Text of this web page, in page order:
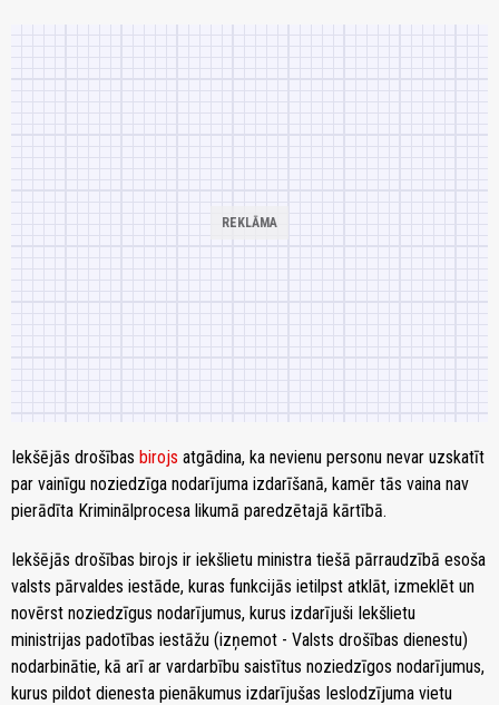
Iekšējās drošības birojs atgādina, ka nevienu personu nevar uzskatīt
par vainīgu noziedzīga nodarījuma izdarīšanā, kamēr tās vaina nav
pierādīta Kriminālprocesa likumā paredzētajā kārtībā.
Iekšējās drošības birojs ir iekšlietu ministra tiešā pārraudzībā esoša
valsts pārvaldes iestāde, kuras funkcijās ietilpst atklāt, izmeklēt un
novērst noziedzīgus nodarījumus, kurus izdarījuši Iekšlietu
ministrijas padotības iestāžu (izņemot - Valsts drošības dienestu)
nodarbinātie, kā arī ar vardarbību saistītus noziedzīgos nodarījumus,
kurus pildot dienesta pienākumus izdarījušas Ieslodzījuma vietu